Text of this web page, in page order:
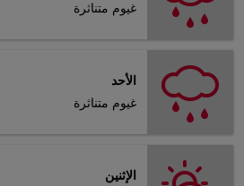
غيوم متناثرة
الأحد
غيوم متناثرة
الإثنين